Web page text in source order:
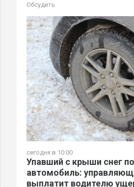
Обсудить
сегодня в 10:00
Упавший с крыши снег
автомобиль:
выплатит водителю